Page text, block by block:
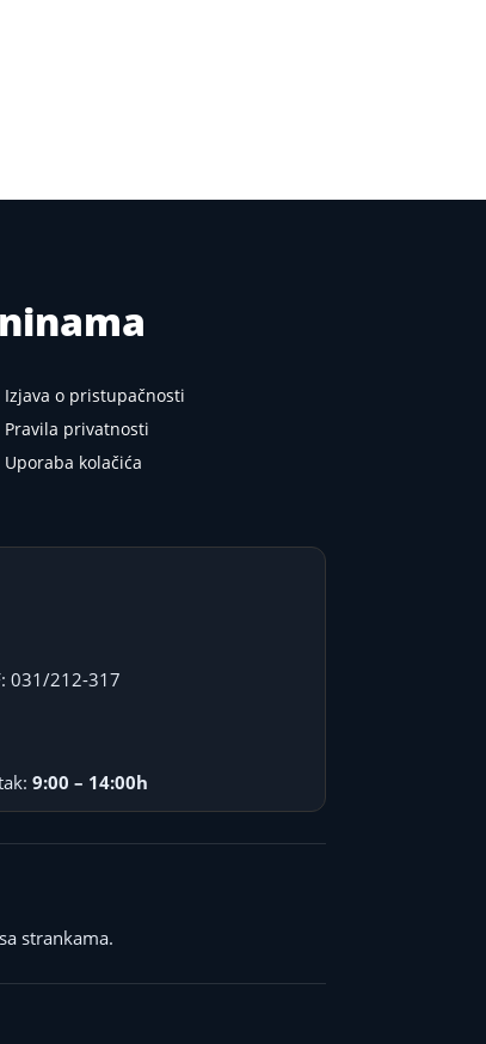
Izjava o pristupačnosti
Pravila privatnosti
Uporaba kolačića
031/212-317
9:00 – 14:00h
strankama.